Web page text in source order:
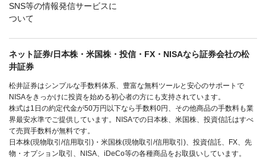
SNS等の情報発信サービスに
ついて
ネット証券/日本株・米国株・投信・FX・NISAなら証券会社の松
井証券
松井証券はシンプルな手数料体系、豊富な無料ツールと安心のサポートで
NISAをきっかけに投資を始める初心者の方にも支持されています。
株式は1日の約定代金が50万円以下なら手数料0円、その他商品の手数料も業
界最安水準でご提供しています。NISAでの日本株、米国株、投資信託はすべ
て売買手数料が無料です。
日本株(現物取引/信用取引)・米国株(現物取引/信用取引)、投資信託、FX、先
物・オプション取引、NISA、iDeCo等の各種商品をお取扱いしています。